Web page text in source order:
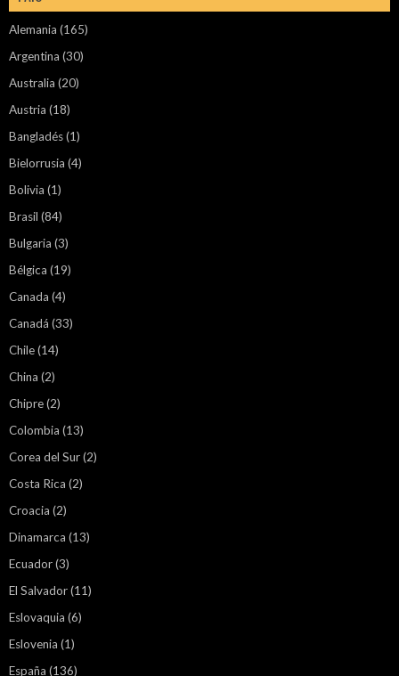
Alemania (165)
Argentina (30)
Australia (20)
Austria (18)
Bangladés(1)
Bielorrusia (4)
Bolivia (1)
Brasil (84)
Bulgaria (3)
Bélgica (19)
Canada (4)
Canadá (33)
Chile(14)
China (2)
Chipre(2)
Colombia (13)
Corea del Sur(2)
Costa Rica (2)
Croacia (2)
Dinamarca (13)
Ecuador(3)
El Salvador(11)
Eslovaquia (6)
Eslovenia (1)
España (136)